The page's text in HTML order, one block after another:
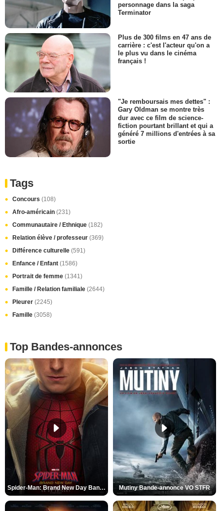
personnage dans la saga
Terminator
Plus de 300 films en 47 ans de
carrière : c'est l'acteur qu'on a
le plus vu dans le cinéma
français !
"Je remboursais mes dettes" :
Gary Oldman se montre très
dur avec ce film de science-
fiction pourtant brillant et qui a
généré 7 millions d'entrées à sa
sortie
Tags
Concours (108)
Afro-américain (231)
Communautaire / Ethnique (182)
Relation élève / professeur (369)
Différence culturelle (591)
Enfance / Enfant (1586)
Portrait de femme (1341)
Famille / Relation familiale (2644)
Pleurer (2245)
Famille (3058)
Top Bandes-annonces
Spider-Man: Brand New Day Bande-annonce VO STFR Mutiny Bande-annonce VO STFR